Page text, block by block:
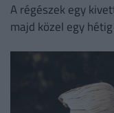
A régészek egy
majd közel egy